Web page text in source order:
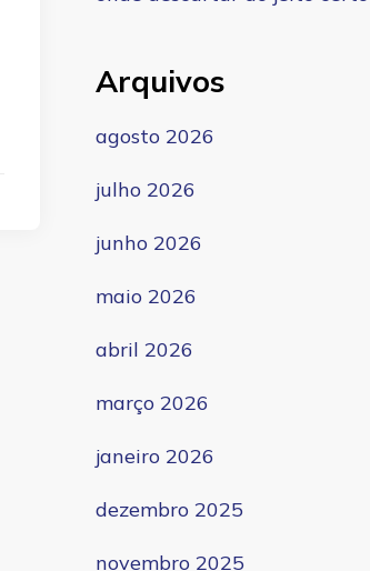
Arquivos
agosto 2026
julho 2026
junho 2026
maio 2026
abril 2026
março 2026
janeiro 2026
dezembro 2025
novembro 2025